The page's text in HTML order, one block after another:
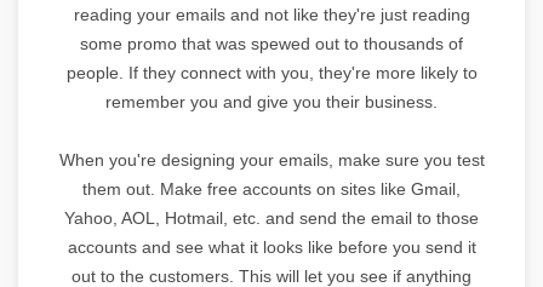
reading your emails and not like they're just reading
some promo that was spewed out to thousands of
people. If they connect with you, they're more likely to
remember you and give you their business.
When you're designing your emails, make sure you test
them out. Make free accounts on sites like Gmail,
Yahoo, AOL, Hotmail, etc. and send the email to those
accounts and see what it looks like before you send it
out to the customers. This will let you see if anything